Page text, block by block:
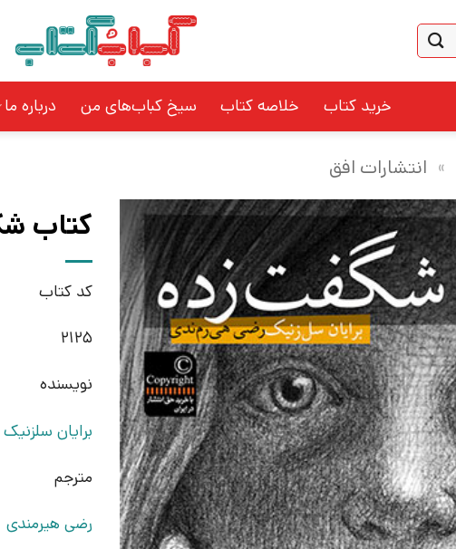
خرید کتاب خلاصه کتاب سیخ کباب‌های من درباره ما
» انتشارات افق
کتاب
کد کتاب
2125
نویسنده
برایان سلزنیک
مترجم
رضی هیرمندی